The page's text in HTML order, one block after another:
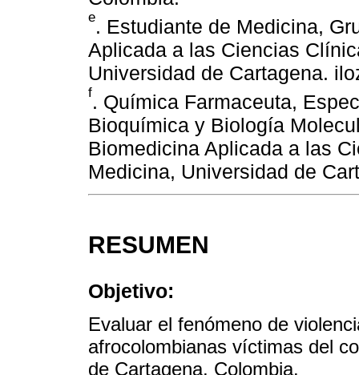
e. Estudiante de Medicina,
Aplicada a las Ciencias
Universidad de Cartagena.
f. Química Farmaceuta,
Bioquímica y Biología
Biomedicina Aplicada a las
Medicina, Universidad de
RESUMEN
Objetivo:
Evaluar el fenómeno de
afrocolombianas víctimas del
de Cartagena, Colombia.